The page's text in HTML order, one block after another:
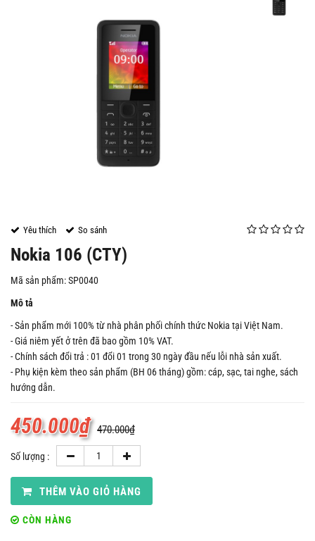
Yêu thích So sánh
Nokia 106 (CTY)
Mã sản phẩm: SP0040
Mô tả
- Sản phẩm mới 100% từ nhà phân phối chính thức Nokia tại Việt Nam.
- Giá niêm yết ở trên đã bao gồm 10% VAT.
- Chính sách đổi trả : 01 đổi 01 trong 30 ngày đầu nếu lỗi nhà sản xuất.
- Phụ kiện kèm theo sản phẩm (BH 06 tháng) gồm: cáp, sạc, tai nghe, sách
hướng dẫn.
450.000₫ 470.000₫
Số lượng :
THÊM VÀO GIỎ HÀNG
CÒN HÀNG